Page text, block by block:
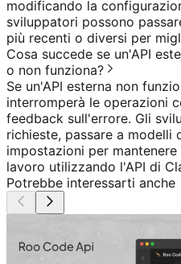
modificando la
sviluppatori possono
più recenti o diversi per
Cosa succede se un'API
o non funziona?
Se un'API esterna non
interromperà le operazioni
feedback sull'errore. Gli
richieste, passare a
impostazioni per
lavoro utilizzando l'API di
Potrebbe interessarti anche